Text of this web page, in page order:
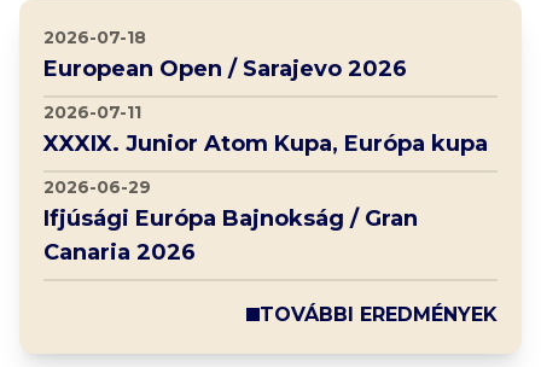
2026-07-18
European Open / Sarajevo 2026
2026-07-11
XXXIX. Junior Atom Kupa, Európa kupa
2026-06-29
Ifjúsági Európa Bajnokság / Gran
Canaria 2026
TOVÁBBI EREDMÉNYEK